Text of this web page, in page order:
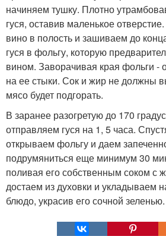
начиняем тушку. Плотно
гуся, оставив маленькое
вино в полость и зашиваем до
гуся в фольгу, которую
вином. Заворачивая края фольги -
на ее стыки. Сок и жир не должны
мясо будет подгорать.
В заранее разогретую до 170
отправляем гуся на 1, 5 часа.
открываем фольгу и даем
подрумяниться еще минимум 30
поливая его собственным соком с
достаем из духовки и укладываем
блюдо, украсив его сочной